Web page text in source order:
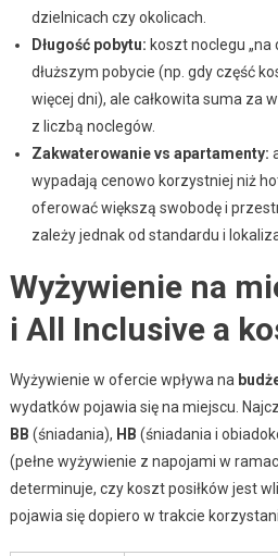
dzielnicach czy okolicach.
Długość pobytu: koszt noclegu „na
dłuższym pobycie (np. gdy część
więcej dni), ale całkowita suma za
z liczbą noclegów.
Zakwaterowanie vs apartamenty:
wypadają cenowo korzystniej niż
oferować większą swobodę i
zależy jednak od standardu i
Wyżywienie na
i All Inclusive a
Wyżywienie w ofercie wpływa na
wydatków pojawia się na miejscu.
BB (śniadania), HB (śniadania i
(pełne wyżywienie z napojami w
determinuje, czy koszt posiłków jest
pojawia się dopiero w trakcie